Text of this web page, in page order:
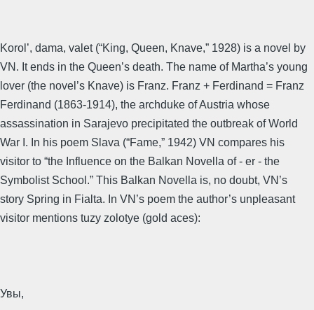
Korol’, dama, valet (“King, Queen, Knave,” 1928) is a novel by
VN. It ends in the Queen’s death. The name of Martha’s young
lover (the novel’s Knave) is Franz. Franz + Ferdinand = Franz
Ferdinand (1863-1914), the archduke of Austria whose
assassination in Sarajevo precipitated the outbreak of World
War I. In his poem Slava (“Fame,” 1942) VN compares his
visitor to “the Influence on the Balkan Novella of - er - the
Symbolist School.” This Balkan Novella is, no doubt, VN’s
story Spring in Fialta. In VN’s poem the author’s unpleasant
visitor mentions tuzy zolotye (gold aces):
Увы,